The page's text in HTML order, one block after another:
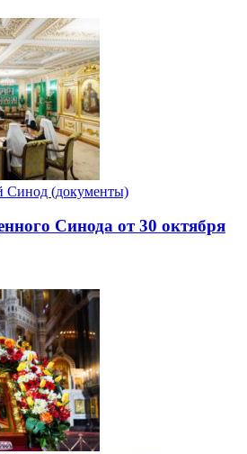
Синод (документы)
Синода от 30 октября